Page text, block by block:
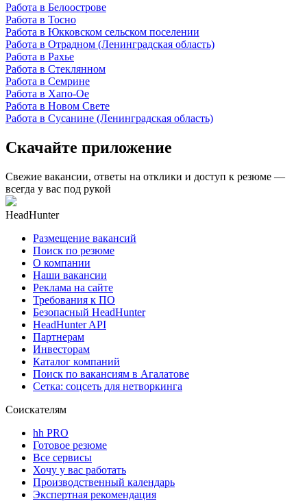
Работа в Белоострове
Работа в Тосно
Работа в Юкковском сельском поселении
Работа в Отрадном (Ленинградская область)
Работа в Рахье
Работа в Стеклянном
Работа в Семрине
Работа в Хапо-Ое
Работа в Новом Свете
Работа в Сусанине (Ленинградская область)
Скачайте приложение
Свежие вакансии, ответы на отклики и доступ к резюме —
всегда у вас под рукой
HeadHunter
Размещение вакансий
Поиск по резюме
О компании
Наши вакансии
Реклама на сайте
Требования к ПО
Безопасный HeadHunter
HeadHunter API
Партнерам
Инвесторам
Каталог компаний
Поиск по вакансиям в Агалатове
Сетка: соцсеть для нетворкинга
Соискателям
hh PRO
Готовое резюме
Все сервисы
Хочу у вас работать
Производственный календарь
Экспертная рекомендация